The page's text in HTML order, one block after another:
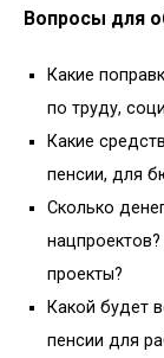
Вопросы для
Какие
по труду,
Какие
пенсии, для
Сколько
проекты?
Какой будет
пенсии для